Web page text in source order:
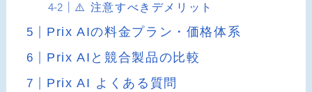
⚠️ 注意すべきデメリット
Prix AIの料金プラン・価格体系
Prix AIと競合製品の比較
Prix AI よくある質問